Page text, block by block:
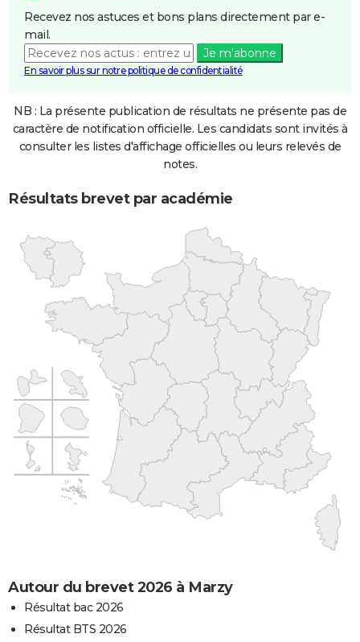
Recevez nos astuces et bons plans directement par e-
mail.
Je m'abonne
En savoir plus sur notre politique de confidentialité
NB : La présente publication de résultats ne présente pas de
caractère de notification officielle. Les candidats sont invités à
consulter les listes d'affichage officielles ou leurs relevés de
notes.
Résultats brevet par académie
Autour du brevet 2026 à Marzy
Résultat bac 2026
Résultat BTS 2026